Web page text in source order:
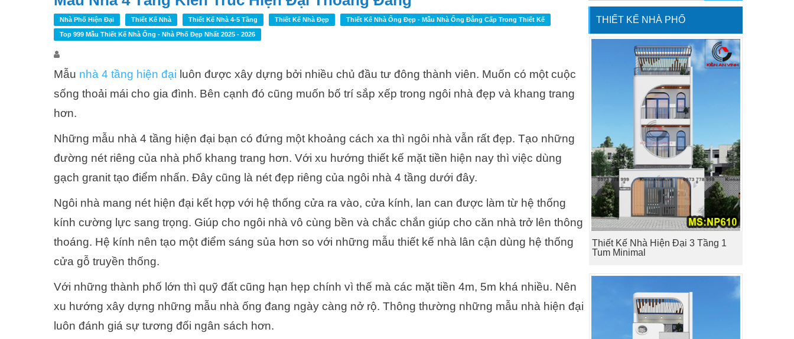
Nhà Phố Hiện Đại Thiết Kế Nhà Thiết Kế Nhà 4-5 Tầng Thiết Kế Nhà Đẹp Thiết Kế Nhà Ống Đẹp - Mẫu Nhà Ống Đẳng Cấp Trong Thiết Kế
Top 999 Mẫu Thiết Kế Nhà Ống - Nhà Phố Đẹp Nhất 2025 - 2026
Mẫu nhà 4 tầng hiện đại luôn được xây dựng bởi nhiều chủ đầu tư đông thành viên. Muốn có một cuộc
sống thoải mái cho gia đình. Bên cạnh đó cũng muốn bố trí sắp xếp trong ngôi nhà đẹp và khang trang
hơn.
Những mẫu nhà 4 tầng hiện đại bạn có đứng một khoảng cách xa thì ngôi nhà vẫn rất đẹp. Tạo những
đường nét riêng của nhà phố khang trang hơn. Với xu hướng thiết kế mặt tiền hiện nay thì việc dùng
gạch granit tạo điểm nhấn. Đây cũng là nét đẹp riêng của ngôi nhà 4 tầng dưới đây.
Ngôi nhà mang nét hiện đại kết hợp với hệ thống cửa ra vào, cửa kính, lan can được làm từ hệ thống
kính cường lực sang trọng. Giúp cho ngôi nhà vô cùng bền và chắc chắn giúp cho căn nhà trở lên thông
thoáng. Hệ kính nên tạo một điểm sáng sủa hơn so với những mẫu thiết kế nhà lân cận dùng hệ thống
cửa gỗ truyền thống.
Với những thành phố lớn thì quỹ đất cũng hạn hẹp chính vì thế mà các mặt tiền 4m, 5m khá nhiều. Nên
xu hướng xây dựng những mẫu nhà ống đang ngày càng nở rộ. Thông thường những mẫu nhà hiện đại
luôn đánh giá sự tương đối ngân sách hơn.
THIẾT KẾ NHÀ PHỐ
Thiết Kế Nhà Hiện Đại 3 Tầng 1
Tum Minimal